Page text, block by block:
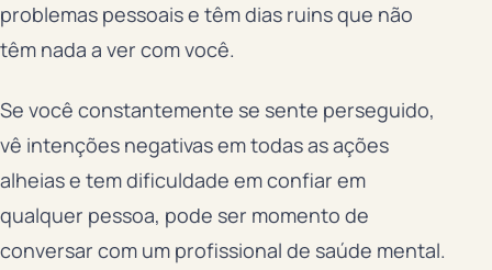
problemas pessoais e têm dias ruins que não
têm nada a ver com você.
Se você constantemente se sente perseguido,
vê intenções negativas em todas as ações
alheias e tem dificuldade em confiar em
qualquer pessoa, pode ser momento de
conversar com um profissional de saúde mental.